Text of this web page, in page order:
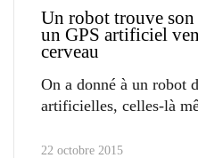
Un robot trouve
un GPS artificiel
cerveau
On a donné à un robot
artificielles, celles-là
22 octobre 2015